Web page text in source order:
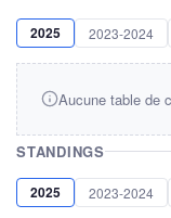
2025 2023-2024
Aucune table de
STANDINGS
2025 2023-2024